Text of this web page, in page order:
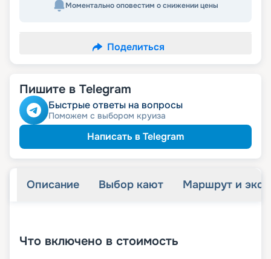
Моментально оповестим о снижении цены
Поделиться
Пишите в Telegram
Быстрые ответы на вопросы
Поможем с выбором круиза
Написать в Telegram
Описание Выбор кают Маршрут и
Что включено в стоимость